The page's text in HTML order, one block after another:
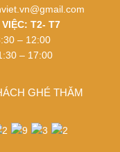
T2- T7
– 12:00
– 17:00
GHÉ THĂM